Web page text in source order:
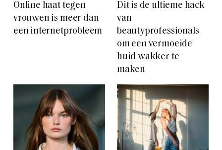
Online haat tegen
vrouwen is meer dan
een internetprobleem
Dit is de ultieme hack
van
beautyprofessionals
om een vermoeide
huid wakker te
maken